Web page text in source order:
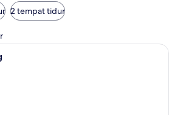
2 tempat tidur
Seprai premium, brankas, meja kerja,